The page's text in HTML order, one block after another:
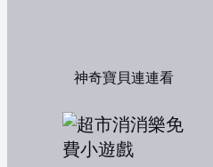
神奇寶貝連連看